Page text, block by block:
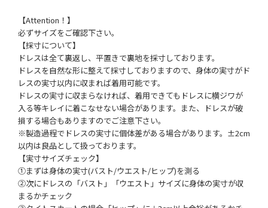
【Attention！】
必ずサイズをご確認下さい。
【採寸について】
ドレスは全て裏返し、平置きで裏地を採寸しております。
ドレスを自然な形に整えて採寸しておりますので、身体の実寸がド
レスの実寸以内に収まれば着用可能です。
ドレスの実寸に収まらなければ、着用できてもドレスに横ジワが
入る等キレイに着こなせない場合があります。また、ドレスが破
損する場合もありますのでご注意下さい。
※製造過程でドレスの実寸に個体差がある場合があります。±2cm
以内は良品として扱っております。
【実寸サイズチェック】
①まずは身体の実寸(バスト/ウエスト/ヒップ)を測る
②次にドレスの「バスト」「ウエスト」サイズに身体の実寸が収
まるかチェック